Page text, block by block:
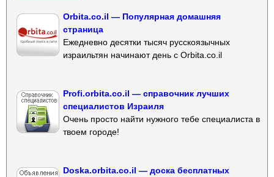
Orbita.co.il — Популярная домашняя
страница
Ежедневно десятки тысяч русскоязычных
израильтян начинают день с Orbita.co.il
Profi.orbita.co.il — справочник лучших
специалистов Израиля
Очень просто найти нужного тебе специалиста в
твоем городе!
Doska.orbita.co.il — доска бесплатных